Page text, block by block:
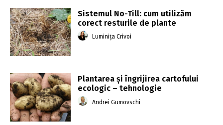
Sistemul No-Till: cum utilizăm
corect resturile de plante
Luminița Crivoi
Plantarea și îngrijirea cartofului
ecologic – tehnologie
Andrei Gumovschi